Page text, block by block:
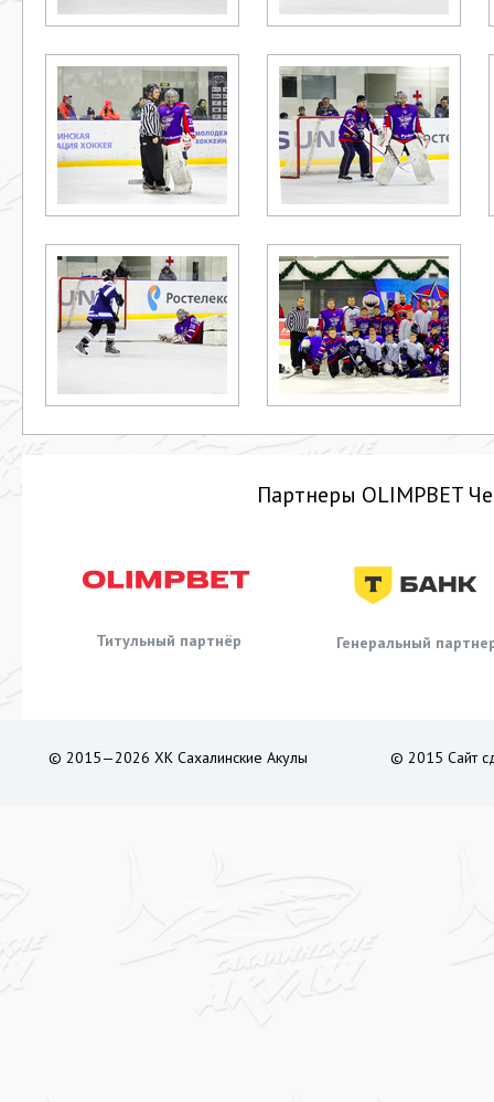
Партнеры OLIMPBET
Титульный партнёр Генеральный
© 2015—2026 ХК Сахалинские Акулы © 2015 Сайт